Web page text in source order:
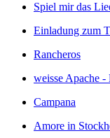
Spiel mir das
Einladung zum
Rancheros
weisse Apache
Campana
Amore in